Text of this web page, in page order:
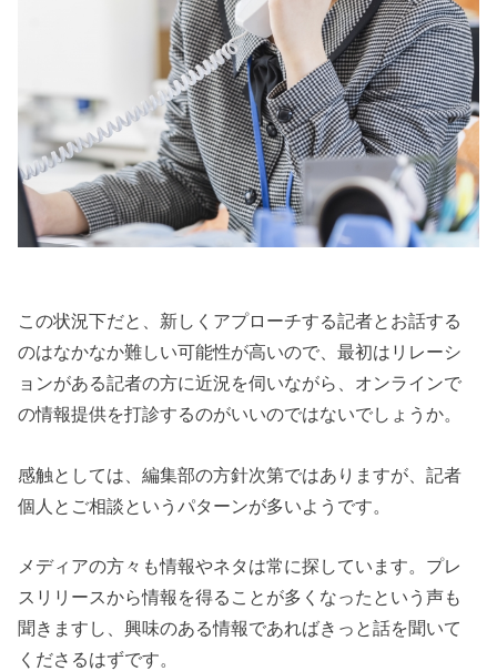
この状況下だと、新しくアプローチする記者とお話する
のはなかなか難しい可能性が高いので、最初はリレーシ
ョンがある記者の方に近況を伺いながら、オンラインで
の情報提供を打診するのがいいのではないでしょうか。
感触としては、編集部の方針次第ではありますが、記者
個人とご相談というパターンが多いようです。
メディアの方々も情報やネタは常に探しています。プレ
スリリースから情報を得ることが多くなったという声も
聞きますし、興味のある情報であればきっと話を聞いて
くださるはずです。